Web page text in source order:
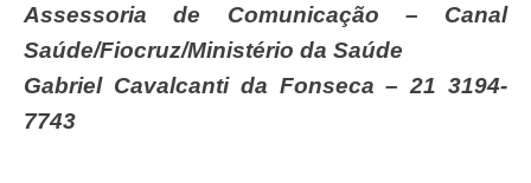
Assessoria de Comunicação – Canal
Saúde/Fiocruz/Ministério da Saúde
Gabriel Cavalcanti da Fonseca – 21 3194-
7743